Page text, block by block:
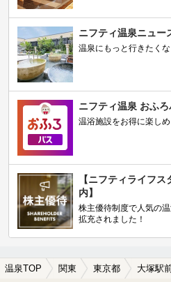
ニフティ温泉ニュー
温泉にもっと行きたく
ニフティ温泉 おふろ
温浴施設をお得に楽し
【ニフティライフ
内】
株主優待制度で人気の
拡充されました！
温泉TOP 関東 東京都 大塚駅